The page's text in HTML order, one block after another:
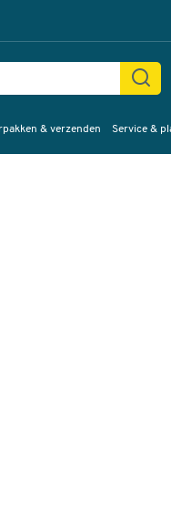
& verzenden Service &
Afbeeldingen